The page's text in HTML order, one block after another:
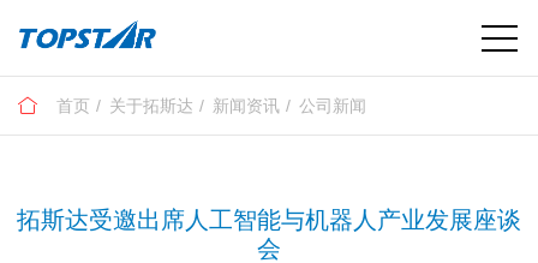
首页 关于拓斯达 新闻资讯 公司新闻
拓斯达受邀出席人工智能与机器人产业发展座谈
会